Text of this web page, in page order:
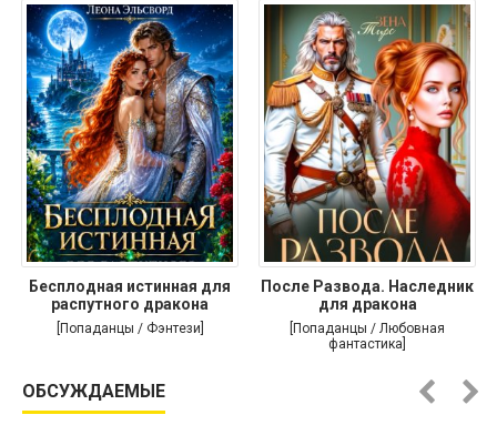
Бесплодная истинная для
распутного дракона
[Попаданцы / Фэнтези]
После Развода. Наследник
для дракона
[Попаданцы / Любовная
фантастика]
ОБСУЖДАЕМЫЕ